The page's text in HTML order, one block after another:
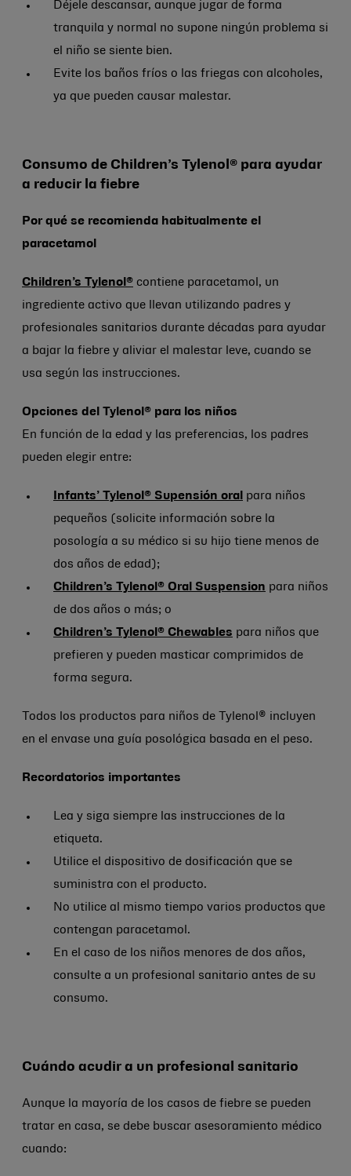
Déjele descansar, aunque jugar de forma
tranquila y normal no supone ningún problema si
el niño se siente bien.
Evite los baños fríos o las friegas con alcoholes,
ya que pueden causar malestar.
Consumo de Children’s Tylenol® para ayudar
a reducir la fiebre
Por qué se recomienda habitualmente el
paracetamol
Children’s Tylenol® contiene paracetamol, un
ingrediente activo que llevan utilizando padres y
profesionales sanitarios durante décadas para ayudar
a bajar la fiebre y aliviar el malestar leve, cuando se
usa según las instrucciones.
Opciones del Tylenol® para los niños
En función de la edad y las preferencias, los padres
pueden elegir entre:
Infants’ Tylenol® Supensión oral para niños
pequeños (solicite información sobre la
posología a su médico si su hijo tiene menos de
dos años de edad);
Children’s Tylenol® Oral Suspension para niños
de dos años o más; o
Children’s Tylenol® Chewables para niños que
prefieren y pueden masticar comprimidos de
forma segura.
Todos los productos para niños de Tylenol® incluyen
en el envase una guía posológica basada en el peso.
Recordatorios importantes
Lea y siga siempre las instrucciones de la
etiqueta.
Utilice el dispositivo de dosificación que se
suministra con el producto.
No utilice al mismo tiempo varios productos que
contengan paracetamol.
En el caso de los niños menores de dos años,
consulte a un profesional sanitario antes de su
consumo.
Cuándo acudir a un profesional sanitario
Aunque la mayoría de los casos de fiebre se pueden
tratar en casa, se debe buscar asesoramiento médico
cuando: